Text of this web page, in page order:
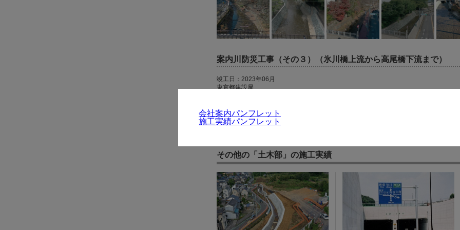
案内川防災工事（その３）（氷川橋上流から高尾橋下流まで）
竣工日：2023年06月
東京都建設局
その他の「土木部」の施工実績
会社案内パンフレット
施工実績パンフレット